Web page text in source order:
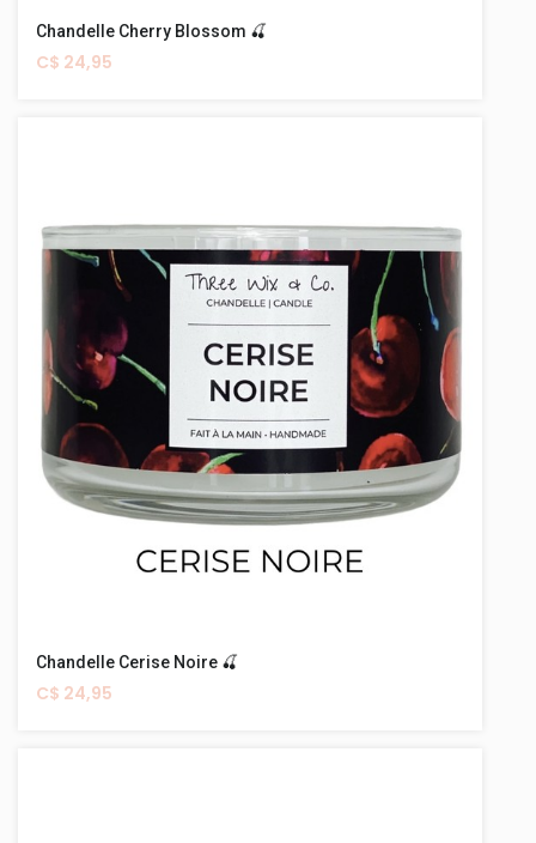
Chandelle Cherry Blossom 🍒
C$ 24,95
Chandelle Cerise Noire 🍒
C$ 24,95